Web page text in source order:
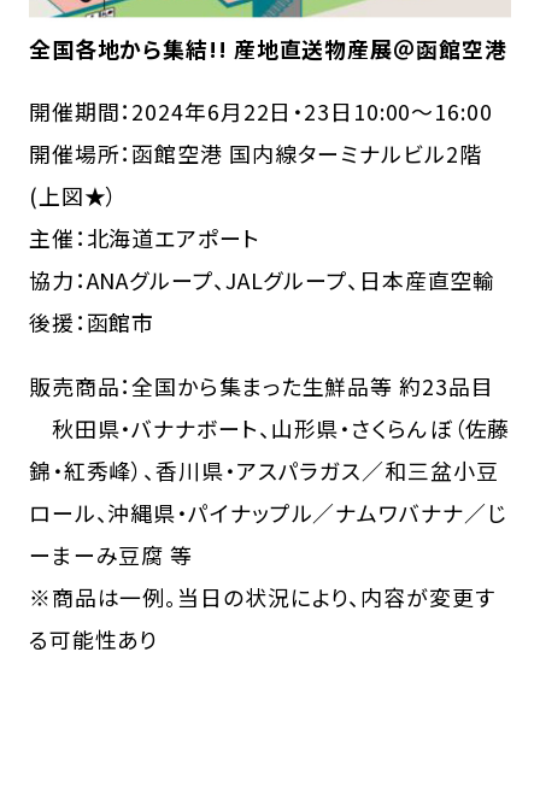
全国各地から集結!! 産地直送物産展＠函館空港
開催期間：2024年6月22日・23日10:00～16:00
開催場所：函館空港 国内線ターミナルビル2階
(上図★）
主催：北海道エアポート
協力：ANAグループ、JALグループ、日本産直空輸
後援：函館市
販売商品：全国から集まった生鮮品等 約23品目
秋田県・バナナボート、山形県・さくらんぼ（佐藤
錦・紅秀峰）、香川県・アスパラガス／和三盆小豆
ロール、沖縄県・パイナップル／ナムワバナナ／じ
ーまーみ豆腐 等
※商品は一例。当日の状況により、内容が変更す
る可能性あり